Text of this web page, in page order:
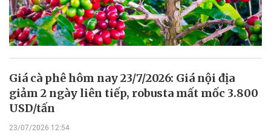
Giá cà phê hôm nay 23/7/2026: Giá nội địa
giảm 2 ngày liên tiếp, robusta mất mốc 3.800
USD/tấn
23/07/2026 12:54